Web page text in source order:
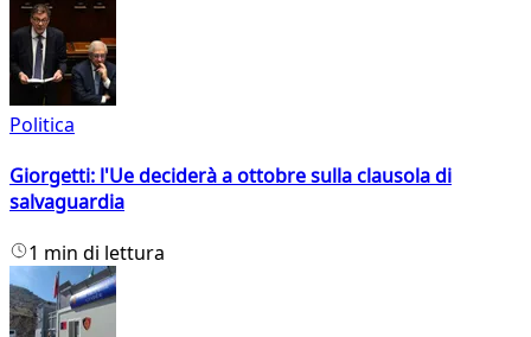
Politica
Giorgetti: l'Ue deciderà a ottobre sulla clausola di
salvaguardia
1 min di lettura